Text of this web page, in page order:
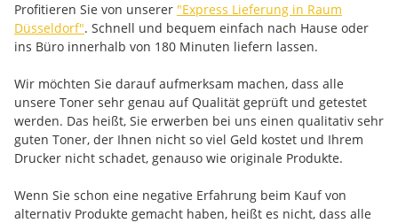
Profitieren Sie von unserer "Express Lieferung in Raum
Düsseldorf". Schnell und bequem einfach nach Hause oder
ins Büro innerhalb von 180 Minuten liefern lassen.
Wir möchten Sie darauf aufmerksam machen, dass alle
unsere Toner sehr genau auf Qualität geprüft und getestet
werden. Das heißt, Sie erwerben bei uns einen qualitativ sehr
guten Toner, der Ihnen nicht so viel Geld kostet und Ihrem
Drucker nicht schadet, genauso wie originale Produkte.
Wenn Sie schon eine negative Erfahrung beim Kauf von
alternativ Produkte gemacht haben, heißt es nicht, dass alle